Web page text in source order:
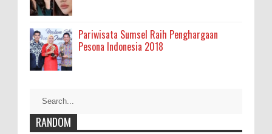
Pariwisata Sumsel Raih Penghargaan
Pesona Indonesia 2018
RANDOM